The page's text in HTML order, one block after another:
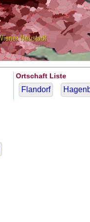
Ortschaft Liste
Flandorf